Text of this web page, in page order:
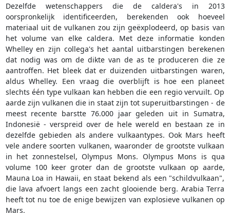
Dezelfde wetenschappers die de caldera's in 2013
oorspronkelijk identificeerden, berekenden ook hoeveel
materiaal uit de vulkanen zou zijn geëxplodeerd, op basis van
het volume van elke caldera. Met deze informatie konden
Whelley en zijn collega's het aantal uitbarstingen berekenen
dat nodig was om de dikte van de as te produceren die ze
aantroffen. Het bleek dat er duizenden uitbarstingen waren,
aldus Whelley. Een vraag die overblijft is hoe een planeet
slechts één type vulkaan kan hebben die een regio vervuilt. Op
aarde zijn vulkanen die in staat zijn tot superuitbarstingen - de
meest recente barstte 76.000 jaar geleden uit in Sumatra,
Indonesië - verspreid over de hele wereld en bestaan ze in
dezelfde gebieden als andere vulkaantypes. Ook Mars heeft
vele andere soorten vulkanen, waaronder de grootste vulkaan
in het zonnestelsel, Olympus Mons. Olympus Mons is qua
volume 100 keer groter dan de grootste vulkaan op aarde,
Mauna Loa in Hawaii, en staat bekend als een "schildvulkaan",
die lava afvoert langs een zacht glooiende berg. Arabia Terra
heeft tot nu toe de enige bewijzen van explosieve vulkanen op
Mars.